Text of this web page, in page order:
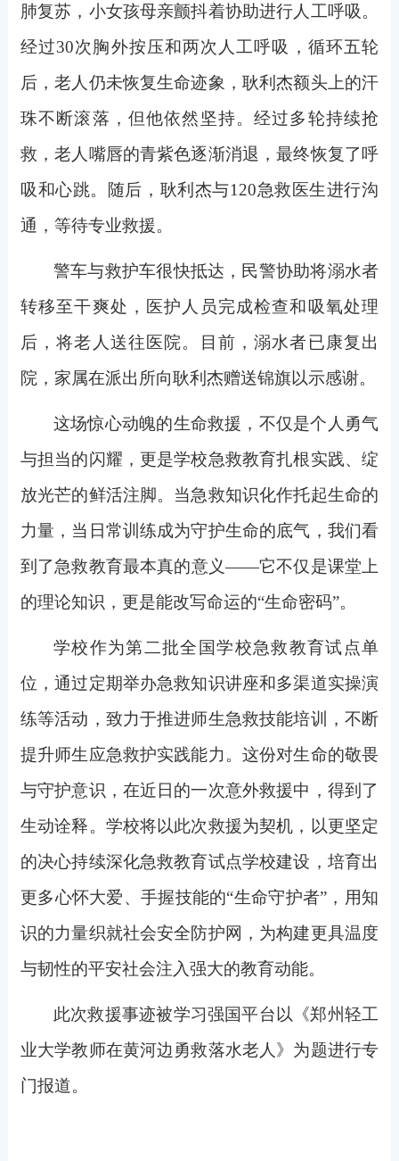
肺复苏，小女孩母亲颤抖着协助进行人工呼吸。
经过30次胸外按压和两次人工呼吸，循环五轮
后，老人仍未恢复生命迹象，耿利杰额头上的汗
珠不断滚落，但他依然坚持。经过多轮持续抢
救，老人嘴唇的青紫色逐渐消退，最终恢复了呼
吸和心跳。随后，耿利杰与120急救医生进行沟
通，等待专业救援。
警车与救护车很快抵达，民警协助将溺水者
转移至干爽处，医护人员完成检查和吸氧处理
后，将老人送往医院。目前，溺水者已康复出
院，家属在派出所向耿利杰赠送锦旗以示感谢。
这场惊心动魄的生命救援，不仅是个人勇气
与担当的闪耀，更是学校急救教育扎根实践、绽
放光芒的鲜活注脚。当急救知识化作托起生命的
力量，当日常训练成为守护生命的底气，我们看
到了急救教育最本真的意义——它不仅是课堂上
的理论知识，更是能改写命运的“生命密码”。
学校作为第二批全国学校急救教育试点单
位，通过定期举办急救知识讲座和多渠道实操演
练等活动，致力于推进师生急救技能培训，不断
提升师生应急救护实践能力。这份对生命的敬畏
与守护意识，在近日的一次意外救援中，得到了
生动诠释。学校将以此次救援为契机，以更坚定
的决心持续深化急救教育试点学校建设，培育出
更多心怀大爱、手握技能的“生命守护者”，用知
识的力量织就社会安全防护网，为构建更具温度
与韧性的平安社会注入强大的教育动能。
此次救援事迹被学习强国平台以《郑州轻工
业大学教师在黄河边勇救落水老人》为题进行专
门报道。